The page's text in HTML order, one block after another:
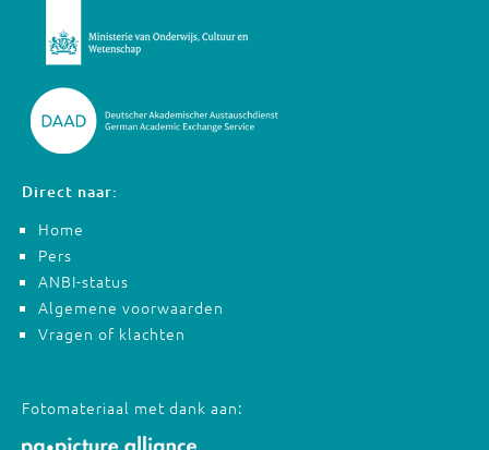
Direct naar:
Home
Pers
ANBI-status
Algemene voorwaarden
Vragen of klachten
Fotomateriaal met dank aan: